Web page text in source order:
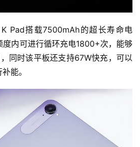
Pad搭载7500mAh的超长寿命电
内可进行循环充电1800+次，能够
同时该平板还支持67W快充，可以
能。